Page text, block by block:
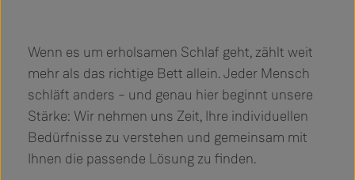
Wenn es um erholsamen Schlaf geht, zählt weit
mehr als das richtige Bett allein. Jeder Mensch
schläft anders – und genau hier beginnt unsere
Stärke: Wir nehmen uns Zeit, Ihre individuellen
Bedürfnisse zu verstehen und gemeinsam mit
Ihnen die passende Lösung zu finden.